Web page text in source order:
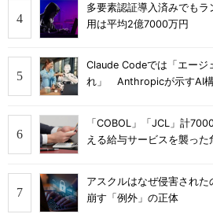
多要素認証導入済みでも
用は平均2億7000万円
Claude Codeでは「エージ
れ」 Anthropicが示すAI
「COBOL」「JCL」計
える給与サービスを襲った
アスクルはなぜ侵害され
崩す「例外」の正体